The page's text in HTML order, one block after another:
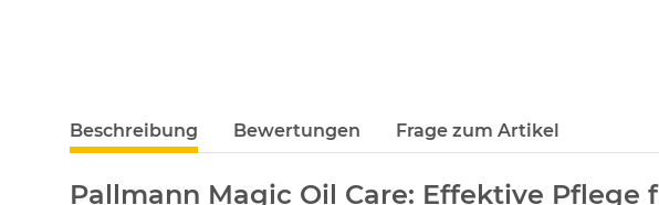
Beschreibung Bewertungen Frage zum Artikel
Pallmann Magic Oil Care: Effektive